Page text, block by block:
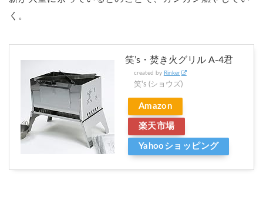
く。
笑’s・焚き火グリル A-4君
created by Rinker
笑's (ショウズ)
Amazon
楽天市場
Yahooショッピング